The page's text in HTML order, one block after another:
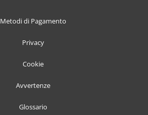
Metodi di Pagamento
Privacy
Cookie
Avvertenze
Glossario